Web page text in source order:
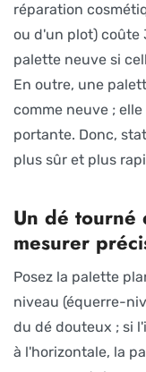
réparation
ou d'un plot)
palette neuve si
En outre, une
comme neuve ;
portante. Donc,
plus sûr et plus
Un dé tourné
mesurer
Posez la palette
niveau (équerre-
du dé douteux ; si
à l'horizontale, la